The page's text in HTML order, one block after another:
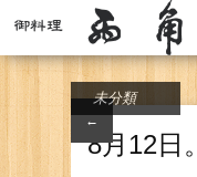
←
未分類
8月12日。